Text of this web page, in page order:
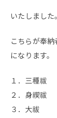
いたしました。
こちらが奉
になります。
１．三種祓
２．身禊祓
３．大祓